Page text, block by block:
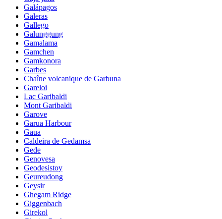
Galápagos
Galeras
Gallego
Galunggung
Gamalama
Gamchen
Gamkonora
Garbes
Chaîne volcanique de Garbuna
Gareloi
Lac Garibaldi
Mont Garibaldi
Garove
Garua Harbour
Gaua
Caldeira de Gedamsa
Gede
Genovesa
Geodesistoy
Geureudong
Geysir
Ghegam Ridge
Giggenbach
Girekol